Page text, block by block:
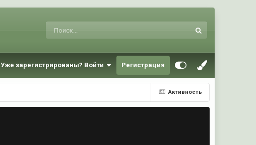
Уже зарегистрированы? Войти Регистрация
Активность